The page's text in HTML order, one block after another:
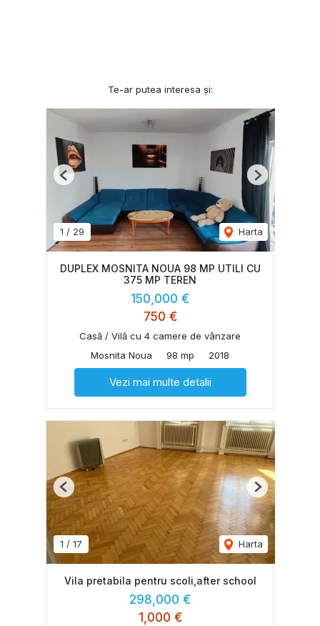
Te-ar putea interesa și:
1 / 29 Harta
Previous Next
DUPLEX MOSNITA NOUA 98 MP UTILI CU
375 MP TEREN
150,000 €
750 €
Casă / Vilă cu 4 camere de vânzare
Mosnita Noua
98 mp 2018
Vezi mai multe detalii
1 / 17 Harta
Previous Next
Vila pretabila pentru scoli,after school
298,000 €
1,000 €